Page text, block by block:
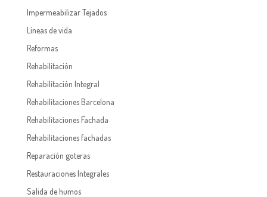
Impermeabilizar Tejados
Líneas de vida
Reformas
Rehabilitación
Rehabilitación Integral
Rehabilitaciones Barcelona
Rehabilitaciones Fachada
Rehabilitaciones fachadas
Reparación goteras
Restauraciones Integrales
Salida de humos